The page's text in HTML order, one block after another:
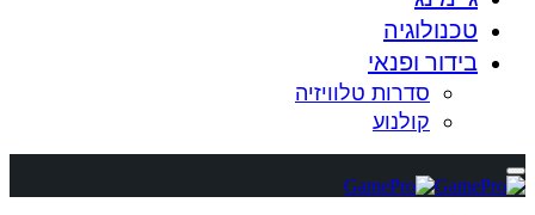
טכנולוגיה
בידור ופנאי
סדרות טלוויזיה
קולנוע